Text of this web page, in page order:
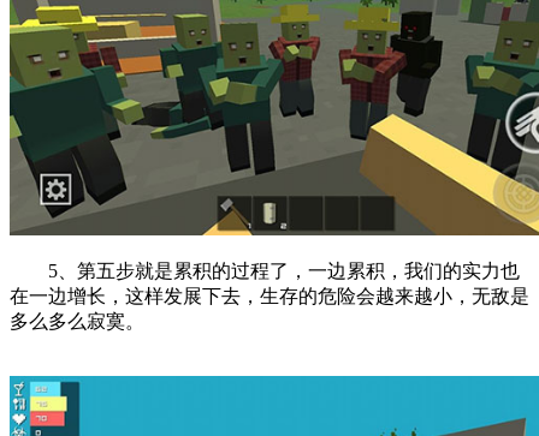
5、第五步就是累积的过程了，一边累积，我们的实力也
在一边增长，这样发展下去，生存的危险会越来越小，无敌是
多么多么寂寞。